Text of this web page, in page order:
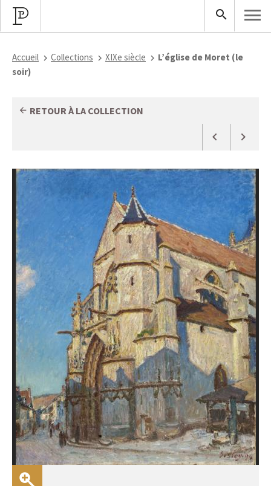
Accueil Collections XIXe siècle
L’église de Moret (le
soir)
RETOUR À LA COLLECTION